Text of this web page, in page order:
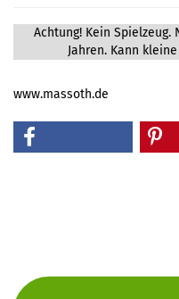
Achtung! Kein
Jahren. Kann
www.massoth.de